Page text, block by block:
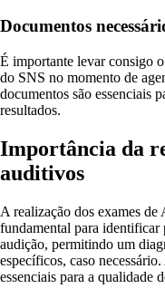
Documentos
É importante levar consigo
do SNS no momento de
documentos são essenciais
resultados.
Importância da
auditivos
A realização dos exames
fundamental para identificar
audição, permitindo um
específicos, caso
essenciais para a qualidade